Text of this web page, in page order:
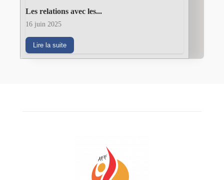
Les relations avec les...
16 juin 2025
Lire la suite